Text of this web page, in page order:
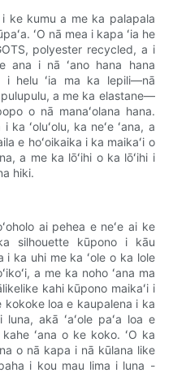
i ke kumu a me ka palapala
ʻO nā mea i kapa ʻia he
polyester recycled, a i
ana i nā ʻano hana hana
i helu ʻia ma ka lepili—nā
a me ka elastane—
o nā manaʻolana hana.
ka ʻoluʻolu, ka neʻe ʻana, a
e hoʻoikaika i ka maikaʻi o
a me ka lōʻihi o ka lōʻihi i
hiki.
ai pehea e neʻe ai ke
silhouette kūpono i kāu
i ka uhi me ka ʻole o ka lole
a me ka noho ʻana ma
kahi kūpono maikaʻi i
kokoke loa e kaupalena i ka
akā ʻaʻole paʻa loa e
ʻana o ke koko. ʻO ka
o nā kapa i nā kūlana like
i kou mau lima i luna -